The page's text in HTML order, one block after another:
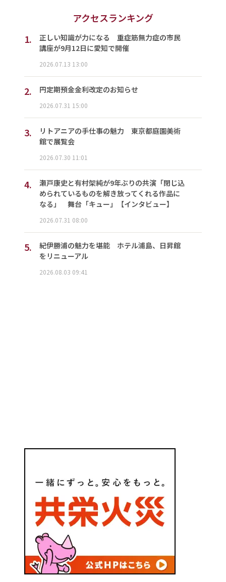
アクセスランキング
1.
正しい知識が力になる 重症筋無力症の市民
講座が9月12日に愛知で開催
2026.07.13 13:00
2. 円定期預金金利改定のお知らせ
2026.07.31 15:00
3.
リトアニアの手仕事の魅力 東京都庭園美術
館で展覧会
2026.07.30 11:01
4.
瀬戸康史と有村架純が9年ぶりの共演「閉じ込
められているものを解き放ってくれる作品に
なる」 舞台「キュー」【インタビュー】
2026.07.31 08:00
5.
紀伊勝浦の魅力を堪能 ホテル浦島、日昇館
をリニューアル
2026.08.03 09:41